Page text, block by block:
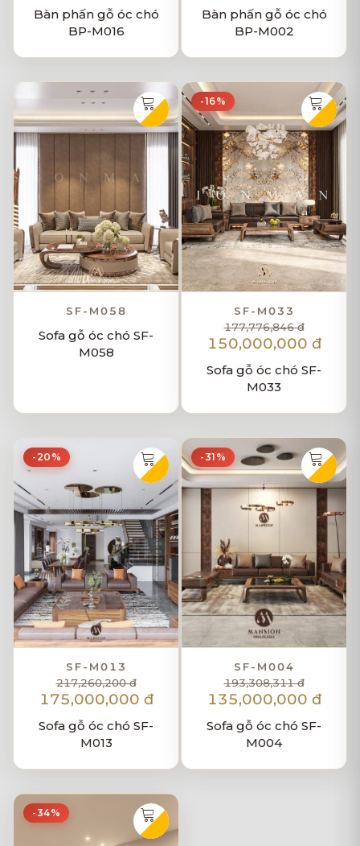
Bàn phấn gỗ óc chó
BP-M016
Bàn phấn gỗ óc chó
BP-M002
SF-M058
Sofa gỗ óc chó SF-
M058
-16%
SF-M033
177,776,846 đ
150,000,000 đ
Sofa gỗ óc chó SF-
M033
-20%
SF-M013
217,260,200 đ
175,000,000 đ
Sofa gỗ óc chó SF-
M013
-31%
SF-M004
193,308,311 đ
135,000,000 đ
Sofa gỗ óc chó SF-
M004
-34%